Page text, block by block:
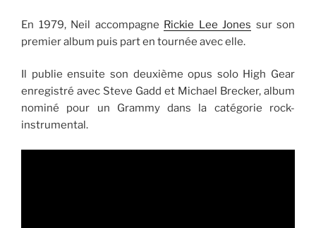
En 1979, Neil accompagne Rickie Lee Jones sur son
premier album puis part en tournée avec elle.
Il publie ensuite son deuxième opus solo High Gear
enregistré avec Steve Gadd et Michael Brecker, album
nominé pour un Grammy dans la catégorie rock-
instrumental.